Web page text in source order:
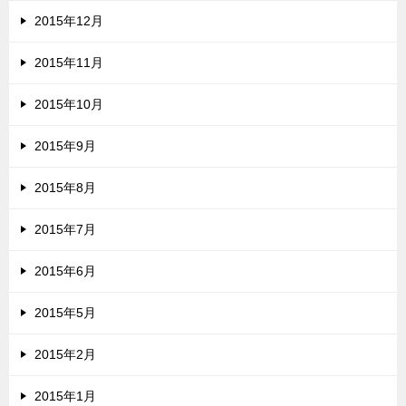
2015年12月
2015年11月
2015年10月
2015年9月
2015年8月
2015年7月
2015年6月
2015年5月
2015年2月
2015年1月